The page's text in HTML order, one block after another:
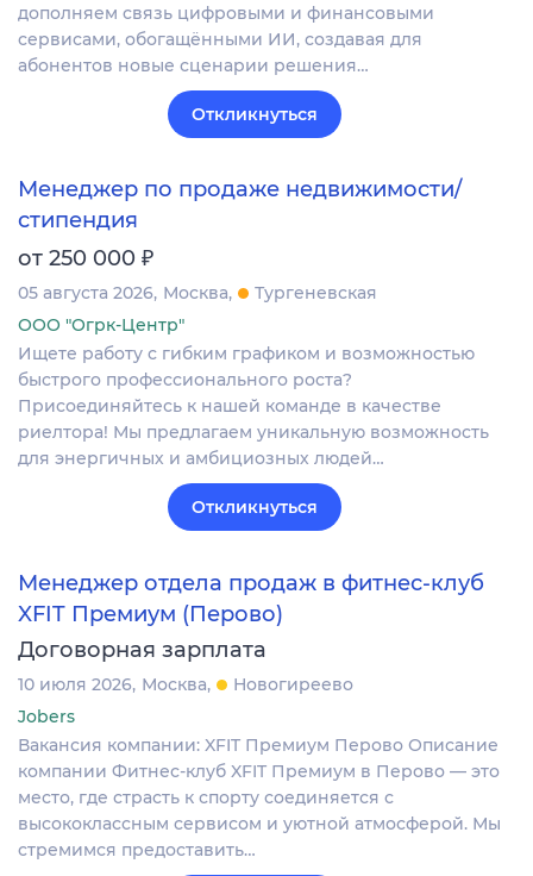
дополняем связь цифровыми и финансовыми
сервисами, обогащёнными ИИ, создавая для
абонентов новые сценарии решения…
Откликнуться
Менеджер по продаже недвижимости/
стипендия
от 250 000 ₽
05 августа 2026 Москва
Тургеневская
ООО "Огрк-Центр"
Ищете работу с гибким графиком и возможностью
быстрого профессионального роста?
Присоединяйтесь к нашей команде в качестве
риелтора! Мы предлагаем уникальную возможность
для энергичных и амбициозных людей…
Откликнуться
Менеджер отдела продаж в фитнес-клуб
XFIT Премиум (Перово)
Договорная зарплата
10 июля 2026 Москва
Новогиреево
Jobers
Вакансия компании: XFIT Премиум Перово Описание
компании Фитнес-клуб XFIT Премиум в Перово — это
место, где страсть к спорту соединяется с
высококлассным сервисом и уютной атмосферой. Мы
стремимся предоставить…